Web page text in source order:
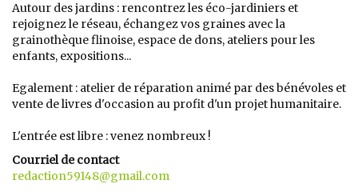
Autour des jardins : rencontrez les éco-jardiniers et
rejoignez le réseau, échangez vos graines avec la
grainothèque flinoise, espace de dons, ateliers pour les
enfants, expositions...
Egalement : atelier de réparation animé par des bénévoles et
vente de livres d'occasion au profit d'un projet humanitaire.
L'entrée est libre : venez nombreux !
Courriel de contact
redaction59148@gmail.com